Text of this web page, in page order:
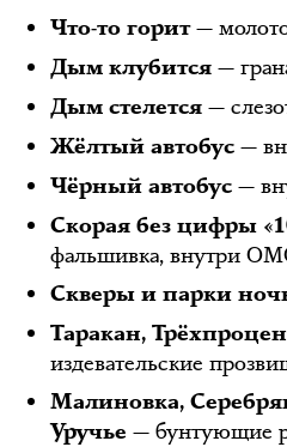
Что-то горит—
Дым клубится —
Дым стелется —
Жёлтый автобус —
Чёрный автобус —
Скорая без цифры
фальшивка, внутри
Скверы и парки
Таракан,
издевательские
Малиновка,
Уручье — бунтующие